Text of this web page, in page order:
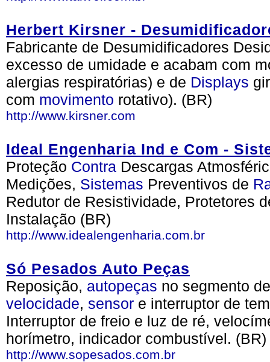
Herbert Kirsner -
Fabricante de Desumidificadores
excesso de umidade e acabam com
alergias respiratórias) e de Displays
com movimento rotativo). (BR)
http://www.kirsner.com
Ideal Engenharia Ind e Com -
Proteção Contra Descargas
Medições, Sistemas Preventivos de
Redutor de Resistividade, Protetores
Instalação (BR)
http://www.idealengenharia.com.br
Só Pesados Auto Peças
Reposição, autopeças no segmento
velocidade, sensor e interruptor de
Interruptor de freio e luz de ré,
horímetro, indicador combustível. (BR)
http://www.sopesados.com.br